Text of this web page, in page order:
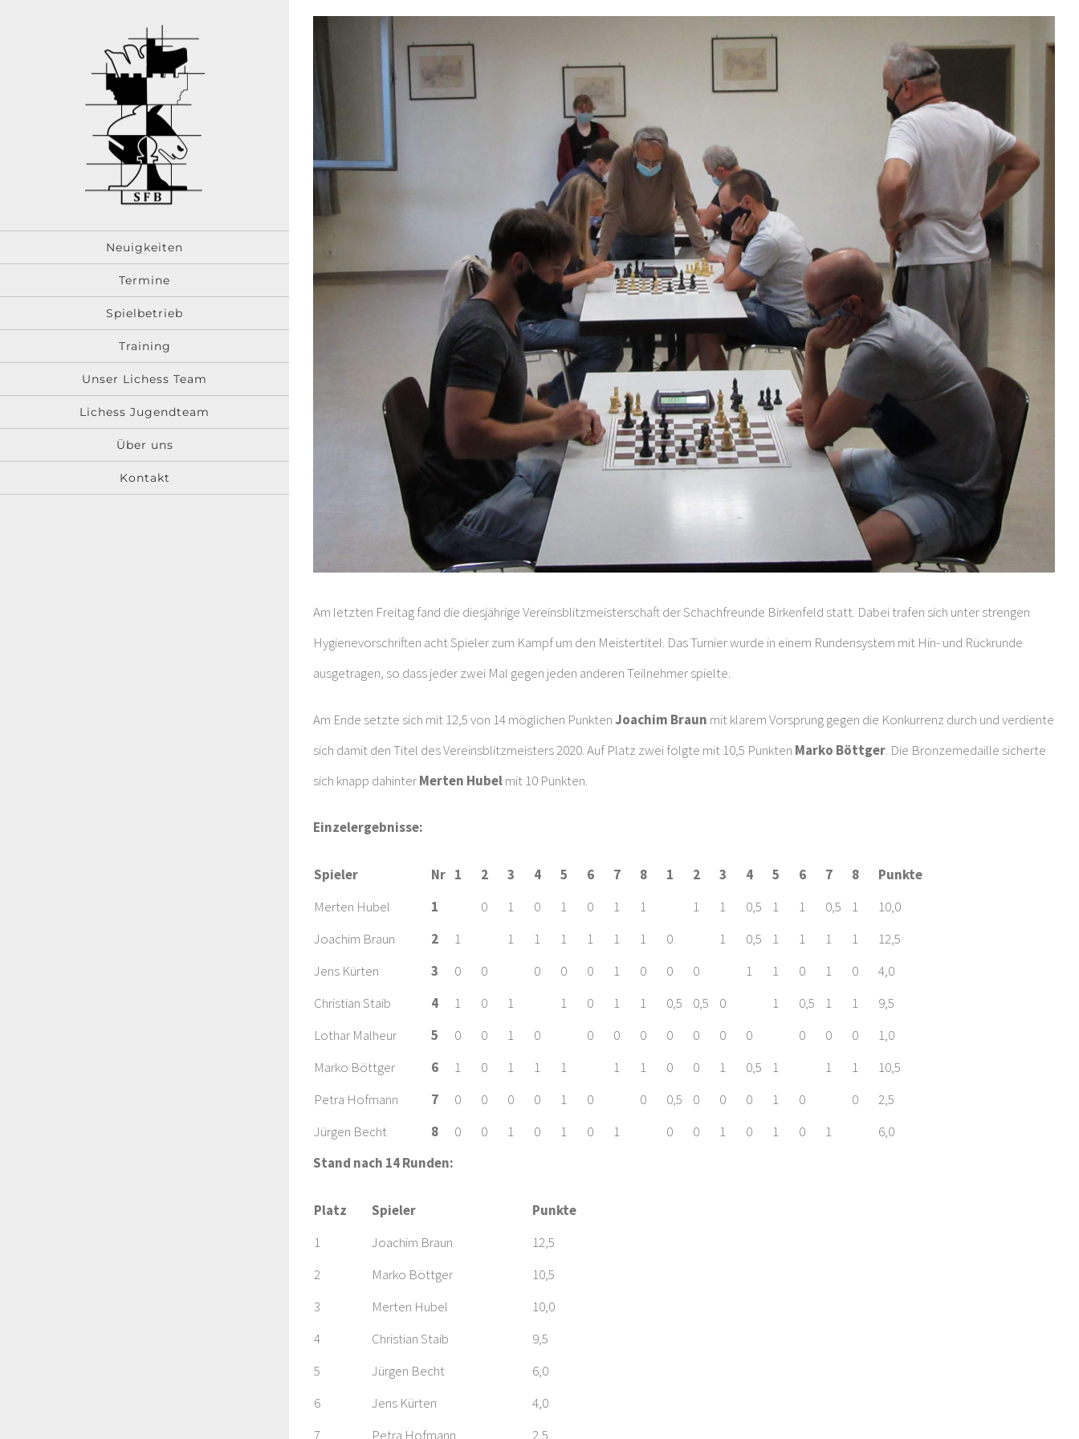
Neuigkeiten
Termine
Spielbetrieb
Training
Unser Lichess Team
Lichess Jugendteam
Über uns
Kontakt
Am letzten Freitag fand die diesjährige Vereinsblitzmeisterschaft der Schachfreunde Birkenfeld statt. Dabei trafen sich unter strengen
Hygienevorschriften acht Spieler zum Kampf um den Meistertitel. Das Turnier wurde in einem Rundensystem mit Hin- und Rückrunde
ausgetragen, so dass jeder zwei Mal gegen jeden anderen Teilnehmer spielte.
Am Ende setzte sich mit 12,5 von 14 möglichen PunktenJoachim Braun mit klarem Vorsprung gegen die Konkurrenz durch und verdiente
sich damit den Titel des Vereinsblitzmeisters 2020. Auf Platz zwei folgte mit 10,5 Punkten Marko Böttger. Die Bronzemedaille sicherte
sich knapp dahinterMerten Hubelmit 10 Punkten.
Einzelergebnisse:
Spieler Nr 1 2 3 4 5 6 7 8 1 2 3 4 5 6 7 8
Punkte
Merten Hubel
1 0 1 0 1 0 1 1 1 1 0,5 1 1 0,5 1
10,0
Joachim Braun
2 1 1 1 1 1 1 1 0 1 0,5 1 1 1 1
12,5
Jens Kürten
3 0 0 0 0 0 1 0 0 0 1 1 0 1 0
4,0
Christian Staib
4 1 0 1 1 0 1 1 0,5 0,5 0 1 0,5 1 1
9,5
Lothar Malheur
5 0 0 1 0 0 0 0 0 0 0 0 0 0 0
1,0
Marko Böttger
6 1 0 1 1 1 1 1 0 0 1 0,5 1 1 1
10,5
Petra Hofmann
7 0 0 0 0 1 0 0 0,5 0 0 0 1 0 0
2,5
Jürgen Becht
8 0 0 1 0 1 0 1 0 0 1 0 1 0 1
6,0
Stand nach 14 Runden:
Platz Spieler
Punkte
1
Joachim Braun
12,5
2
Marko Böttger
10,5
3
Merten Hubel
10,0
4
Christian Staib
9,5
5
Jürgen Becht
6,0
6
Jens Kürten
4,0
7
Petra Hofmann 2,5